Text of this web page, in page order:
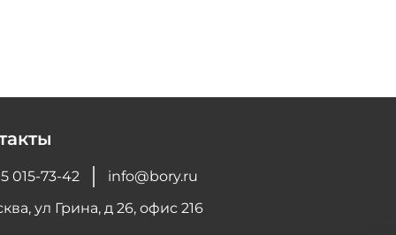
015-73-42
info@bory.ru
ул Грина, д 26, офис 216